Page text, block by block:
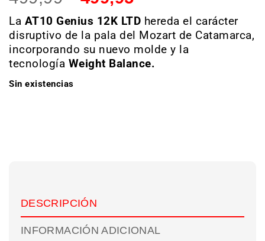
La AT10 Genius 12K LTD hereda el carácter
disruptivo de la pala del Mozart de Catamarca,
incorporando su nuevo molde y la
tecnología Weight Balance.
Sin existencias
DESCRIPCIÓN
INFORMACIÓN ADICIONAL